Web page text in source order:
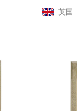
英国